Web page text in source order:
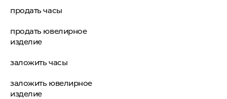
продать часы
продать ювелирное
изделие
заложить часы
заложить ювелирное
изделие